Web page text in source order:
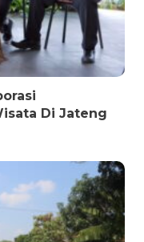
Di Jateng